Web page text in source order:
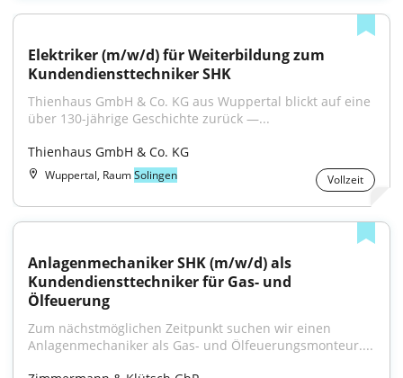
Elektriker (m/w/d) für Weiterbildung zum
Kundendiensttechniker SHK
Thienhaus GmbH & Co. KG aus Wuppertal blickt auf eine
über 130-jährige Geschichte zurück —...
Thienhaus GmbH & Co. KG
Wuppertal, RaumSolingen Vollzeit
Anlagenmechaniker SHK (m/w/d) als
Kundendiensttechniker für Gas- und
Ölfeuerung
Zum nächstmöglichen Zeitpunkt suchen wir einen
Anlagenmechaniker als Gas- und Ölfeuerungsmonteur....